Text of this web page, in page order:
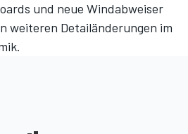
und neue Windabweiser
weiteren Detailänderungen im